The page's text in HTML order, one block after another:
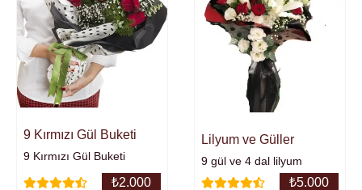
9 Kırmızı Gül Buketi
9 Kırmızı Gül Buketi
₺2.000
Lilyum ve Güller
9 gül ve 4 dal lilyum
₺5.000